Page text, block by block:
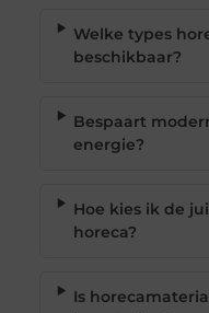
Welke types
beschikbaar?
Bespaart
energie?
Hoe kies ik de
horeca?
Is